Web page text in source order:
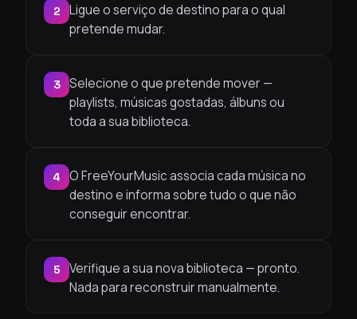
2
Ligue o serviço de destino para o qual
pretende mudar.
3
Selecione o que pretende mover —
playlists, músicas gostadas, álbuns ou
toda a sua biblioteca.
4
O FreeYourMusic associa cada música no
destino e informa sobre tudo o que não
conseguir encontrar.
5
Verifique a sua nova biblioteca — pronto.
Nada para reconstruir manualmente.